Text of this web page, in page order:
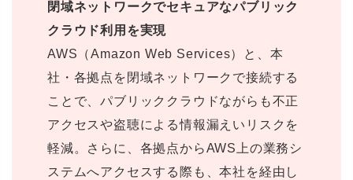
閉域ネットワークでセキュアなパブリック
クラウド利用を実現
AWS（Amazon Web Services）と、本
社・各拠点を閉域ネットワークで接続する
ことで、パブリッククラウドながらも不正
アクセスや盗聴による情報漏えいリスクを
軽減。さらに、各拠点からAWS上の業務シ
ステムへアクセスする際も、本社を経由し